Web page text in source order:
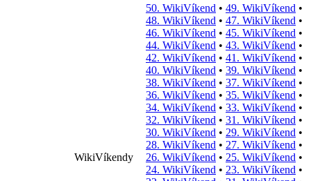
WikiVíkendy
50. WikiVíkend • 49. WikiVíkend •
48. WikiVíkend • 47. WikiVíkend •
46. WikiVíkend • 45. WikiVíkend •
44. WikiVíkend • 43. WikiVíkend •
42. WikiVíkend • 41. WikiVíkend •
40. WikiVíkend • 39. WikiVíkend •
38. WikiVíkend • 37. WikiVíkend •
36. WikiVíkend • 35. WikiVíkend •
34. WikiVíkend • 33. WikiVíkend •
32. WikiVíkend • 31. WikiVíkend •
30. WikiVíkend • 29. WikiVíkend •
28. WikiVíkend • 27. WikiVíkend •
26. WikiVíkend • 25. WikiVíkend •
24. WikiVíkend • 23. WikiVíkend •